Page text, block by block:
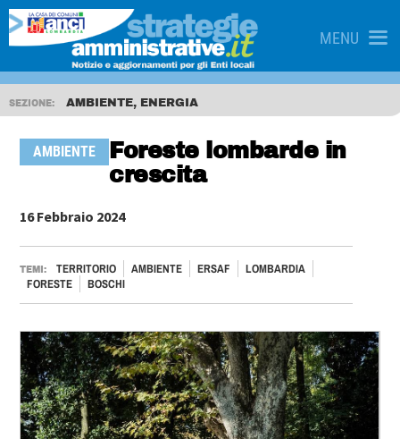
MENU
SEZIONE: AMBIENTE, ENERGIA
AMBIENTE
Foreste lombarde in
crescita
16 Febbraio 2024
TEMI: TERRITORIO AMBIENTE ERSAF
LOMBARDIA
FORESTE
BOSCHI